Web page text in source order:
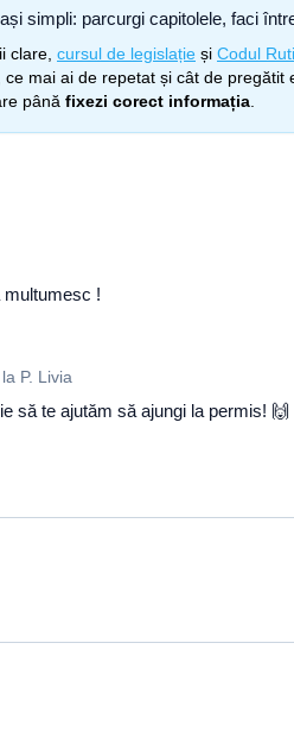
simpli: parcurgi capitolele, faci
clare, cursul de legislație și Codul
mai ai de repetat și cât de pregătit
până fixezi corect informația
!
P. Livia
să te ajutăm să ajungi la permis! 🙌